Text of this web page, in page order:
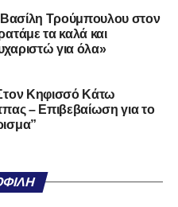
ξεκινήσει την
τον Απόλλωνα Σμύρνης.
του Σαρωνικού και
Google Newsγια να
νέα στην Ελλάδα και τον
Instagram
Βασίλη Τρούμπουλου στον
τα καλά και
για όλα»
Κηφισσό Κάτω
– Επιβεβαίωση για το